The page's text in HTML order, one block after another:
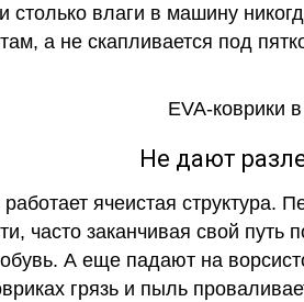
столько влаги в машину
а не скапливается под
Не дают
ячеистая структура.
часто заканчивая свой
А еще падают на
грязь и пыль